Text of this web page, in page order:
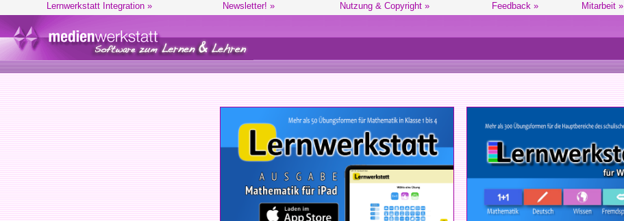
Lernwerkstatt Integration » Newsletter! » Nutzung & Copyright » Feedback » Mitarbeit »